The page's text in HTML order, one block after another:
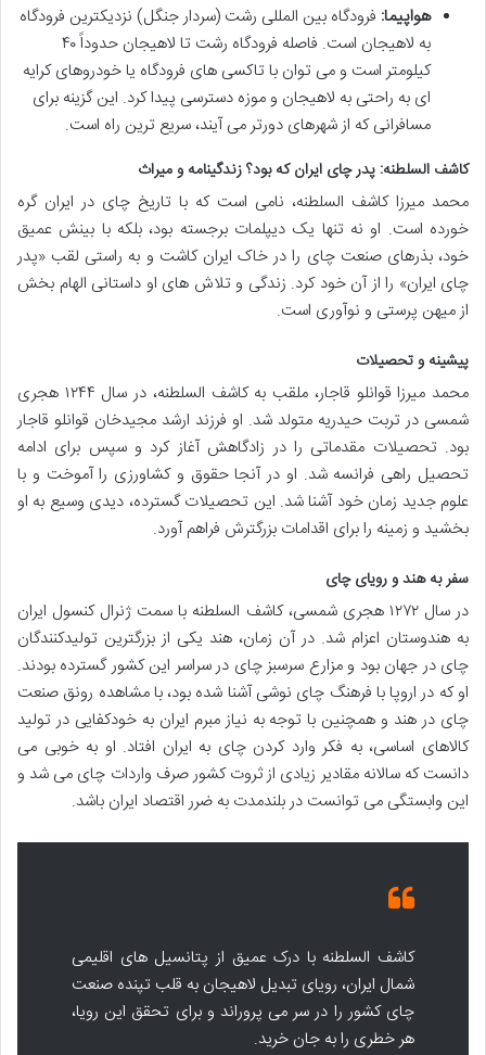
هواپیما: فرودگاه بین المللی رشت (سردار جنگل) نزدیکترین فرودگاه
به لاهیجان است. فاصله فرودگاه رشت تا لاهیجان حدوداً ۴۰
کیلومتر است و می توان با تاکسی های فرودگاه یا خودروهای کرایه
ای به راحتی به لاهیجان و موزه دسترسی پیدا کرد. این گزینه برای
مسافرانی که از شهرهای دورتر می آیند، سریع ترین راه است.
کاشف السلطنه: پدر چای ایران که بود؟ زندگینامه و میراث
محمد میرزا کاشف السلطنه، نامی است که با تاریخ چای در ایران گره
خورده است. او نه تنها یک دیپلمات برجسته بود، بلکه با بینش عمیق
خود، بذرهای صنعت چای را در خاک ایران کاشت و به راستی لقب «پدر
چای ایران» را از آن خود کرد. زندگی و تلاش های او داستانی الهام بخش
از میهن پرستی و نوآوری است.
پیشینه و تحصیلات
محمد میرزا قوانلو قاجار، ملقب به کاشف السلطنه، در سال ۱۲۴۴ هجری
شمسی در تربت حیدریه متولد شد. او فرزند ارشد مجیدخان قوانلو قاجار
بود. تحصیلات مقدماتی را در زادگاهش آغاز کرد و سپس برای ادامه
تحصیل راهی فرانسه شد. او در آنجا حقوق و کشاورزی را آموخت و با
علوم جدید زمان خود آشنا شد. این تحصیلات گسترده، دیدی وسیع به او
بخشید و زمینه را برای اقدامات بزرگترش فراهم آورد.
سفر به هند و رویای چای
در سال ۱۲۷۲ هجری شمسی، کاشف السلطنه با سمت ژنرال کنسول ایران
به هندوستان اعزام شد. در آن زمان، هند یکی از بزرگترین تولیدکنندگان
چای در جهان بود و مزارع سرسبز چای در سراسر این کشور گسترده بودند.
او که در اروپا با فرهنگ چای نوشی آشنا شده بود، با مشاهده رونق صنعت
چای در هند و همچنین با توجه به نیاز مبرم ایران به خودکفایی در تولید
کالاهای اساسی، به فکر وارد کردن چای به ایران افتاد. او به خوبی می
دانست که سالانه مقادیر زیادی از ثروت کشور صرف واردات چای می شد و
این وابستگی می توانست در بلندمدت به ضرر اقتصاد ایران باشد.
کاشف السلطنه با درک عمیق از پتانسیل های اقلیمی
شمال ایران، رویای تبدیل لاهیجان به قلب تپنده صنعت
چای کشور را در سر می پروراند و برای تحقق این رویا،
هر خطری را به جان خرید.